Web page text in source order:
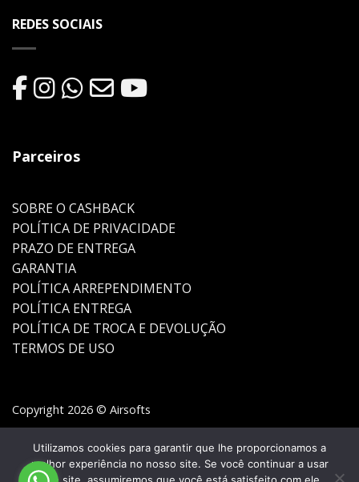
REDES SOCIAIS
Parceiros
SOBRE O CASHBACK
POLÍTICA DE PRIVACIDADE
PRAZO DE ENTREGA
GARANTIA
POLÍTICA ARREPENDIMENTO
POLÍTICA ENTREGA
POLÍTICA DE TROCA E DEVOLUÇÃO
TERMOS DE USO
Copyright 2026 © Airsofts
Utilizamos cookies para garantir que lhe proporcionamos a
melhor experiência no nosso site. Se você continuar a usar